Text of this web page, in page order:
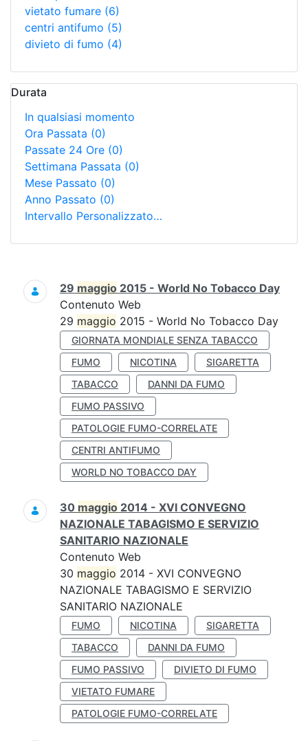
vietato fumare (6)
centri antifumo (5)
divieto di fumo (4)
Durata
In qualsiasi momento
Ora Passata (0)
Passate 24 Ore (0)
Settimana Passata (0)
Mese Passato (0)
Anno Passato (0)
Intervallo Personalizzato…
Ricerca
29 maggio 2015 - World No Tobacco Day
Contenuto Web
29 maggio 2015 - World No Tobacco Day
GIORNATA MONDIALE SENZA TABACCO
FUMO
NICOTINA
SIGARETTA
TABACCO
DANNI DA FUMO
FUMO PASSIVO
PATOLOGIE FUMO-CORRELATE
CENTRI ANTIFUMO
WORLD NO TOBACCO DAY
30 maggio 2014 - XVI CONVEGNO
NAZIONALE TABAGISMO E SERVIZIO
SANITARIO NAZIONALE
Contenuto Web
30 maggio 2014 - XVI CONVEGNO
NAZIONALE TABAGISMO E SERVIZIO
SANITARIO NAZIONALE
FUMO NICOTINA
SIGARETTA
TABACCO
DANNI DA FUMO
FUMO PASSIVO
DIVIETO DI FUMO
VIETATO FUMARE
PATOLOGIE FUMO-CORRELATE